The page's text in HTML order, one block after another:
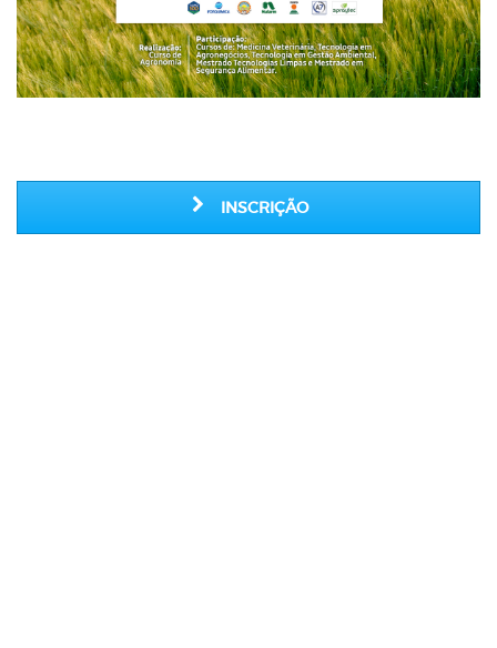
INSCRIÇÃO